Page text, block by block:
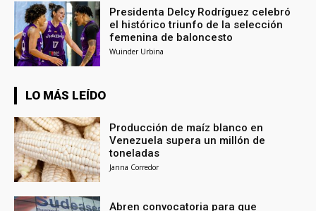
Presidenta Delcy Rodríguez celebró
el histórico triunfo de la selección
femenina de baloncesto
Wuinder Urbina
LO MÁS LEÍDO
Producción de maíz blanco en
Venezuela supera un millón de
toneladas
Janna Corredor
Abren convocatoria para que